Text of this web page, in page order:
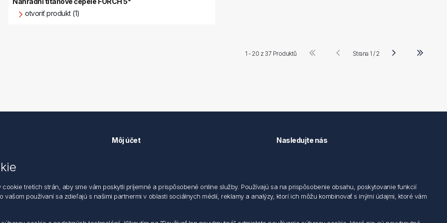
otvoriť produkt (1)
1 - 20 z37 Produktů Strana 1 / 2
ochrane údajov
Môj účet Nasledujte nás
tretích strán, aby sme vám poskytli príjemné a prispôsobené online služby. Používajú sa na prispôsobenie obsahu, poskytovanie funkcií
používaní sa zdieľajú s našimi partnermi v oblasti sociálnych médií, reklamy a analýzy, ktorí ich môžu kombinovať s inými údajmi, ktoré vám